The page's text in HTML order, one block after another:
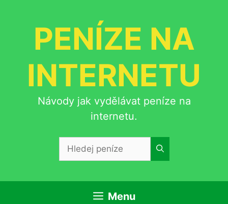
PENÍZE NA
INTERNETU
Návody jak vydělávat peníze na
internetu.
Menu